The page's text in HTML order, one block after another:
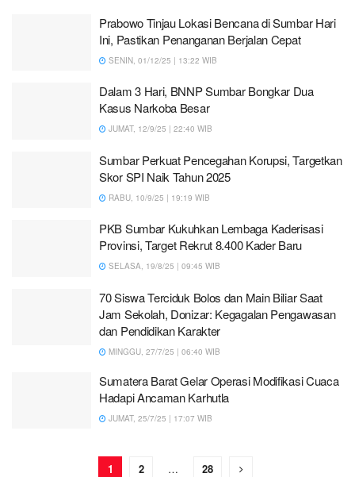
Prabowo Tinjau Lokasi Bencana di Sumbar Hari
Ini, Pastikan Penanganan Berjalan Cepat
SENIN, 01/12/25 | 13:22 WIB
Dalam 3 Hari, BNNP Sumbar Bongkar Dua
Kasus Narkoba Besar
JUMAT, 12/9/25 | 22:40 WIB
Sumbar Perkuat Pencegahan Korupsi, Targetkan
Skor SPI Naik Tahun 2025
RABU, 10/9/25 | 19:19 WIB
PKB Sumbar Kukuhkan Lembaga Kaderisasi
Provinsi, Target Rekrut 8.400 Kader Baru
SELASA, 19/8/25 | 09:45 WIB
70 Siswa Terciduk Bolos dan Main Biliar Saat
Jam Sekolah, Donizar: Kegagalan Pengawasan
dan Pendidikan Karakter
MINGGU, 27/7/25 | 06:40 WIB
Sumatera Barat Gelar Operasi Modifikasi Cuaca
Hadapi Ancaman Karhutla
JUMAT, 25/7/25 | 17:07 WIB
1 2 … 28